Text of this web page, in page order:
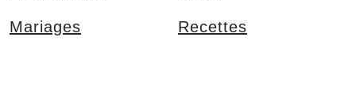
Mariages Recettes